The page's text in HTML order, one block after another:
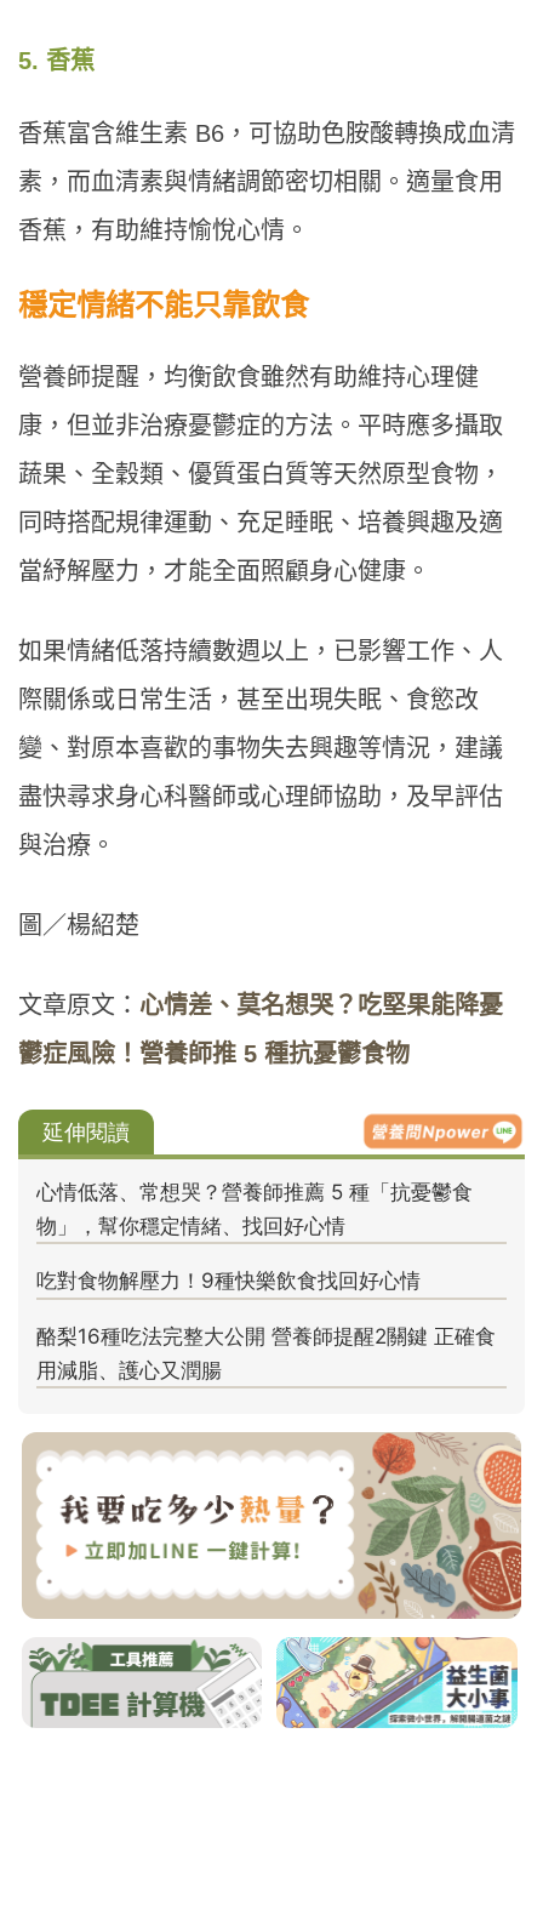
5. 香蕉
香蕉富含維生素 B6，可協助色胺酸轉換成血清
素，而血清素與情緒調節密切相關。適量食用
香蕉，有助維持愉悅心情。
穩定情緒不能只靠飲食
營養師提醒，均衡飲食雖然有助維持心理健
康，但並非治療憂鬱症的方法。平時應多攝取
蔬果、全穀類、優質蛋白質等天然原型食物，
同時搭配規律運動、充足睡眠、培養興趣及適
當紓解壓力，才能全面照顧身心健康。
如果情緒低落持續數週以上，已影響工作、人
際關係或日常生活，甚至出現失眠、食慾改
變、對原本喜歡的事物失去興趣等情況，建議
盡快尋求身心科醫師或心理師協助，及早評估
與治療。
圖／楊紹楚
文章原文： 心情差、莫名想哭？吃堅果能降憂
鬱症風險！營養師推 5 種抗憂鬱食物